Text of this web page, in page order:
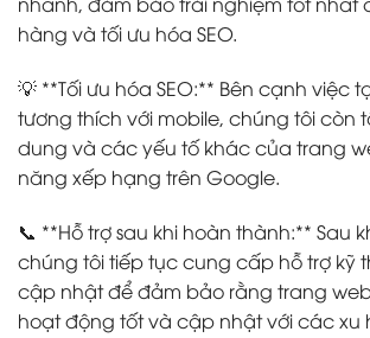
hàng và tối ưu hóa SEO.
💡 **Tối ưu hóa SEO:** Bên cạnh việc
tương thích với mobile, chúng tôi còn
dung và các yếu tố khác của trang
năng xếp hạng trên Google.
📞 **Hỗ trợ sau khi hoàn thành:** Sau
chúng tôi tiếp tục cung cấp hỗ trợ kỹ
cập nhật để đảm bảo rằng trang
hoạt động tốt và cập nhật với các xu